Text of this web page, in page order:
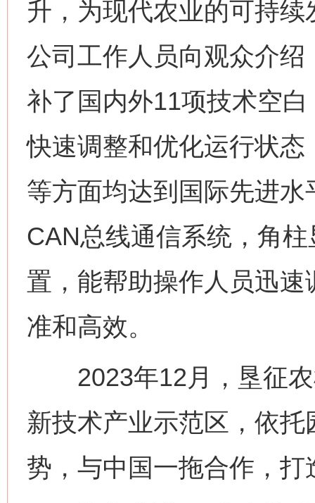
升，为现代农业的可持
公司工作人员向观众介
补了国内外11项技术空
快速调整和优化运行状
等方面均达到国际先进
CAN总线通信系统，角
置，能帮助操作人员迅
准和高效。
2023年12月，垦征农
新技术产业示范区，依
势，与中国一拖合作，打